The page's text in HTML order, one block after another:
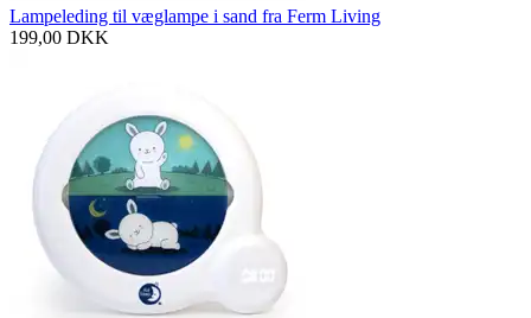
Lampeleding til væglampe i sand fra Ferm Living
199,00 DKK